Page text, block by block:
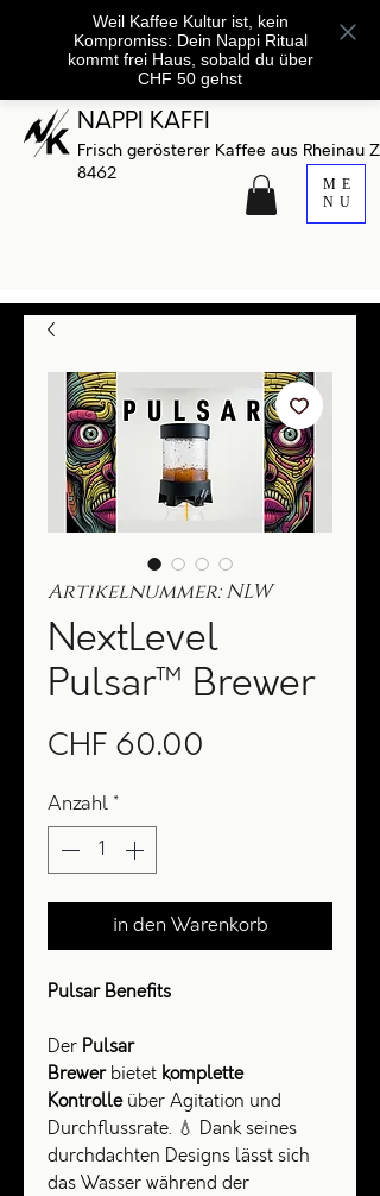
Weil Kaffee Kultur ist, kein
Kompromiss: Dein Nappi Ritual
kommt frei Haus, sobald du über
CHF 50 gehst
NAPPI KAFFI
Frisch gerösterer Kaffee aus Rheinau
8462
ME
NU
Artikelnummer: NLW
NextLevel
Pulsar™ Brewer
CHF 60.00
Anzahl *
in den Warenkorb
Pulsar Benefits
Der Pulsar
Brewerbietet komplette
Kontrolleüber Agitation und
Durchflussrate. 💧 Dank seines
durchdachten Designs lässt sich
das Wasser während der